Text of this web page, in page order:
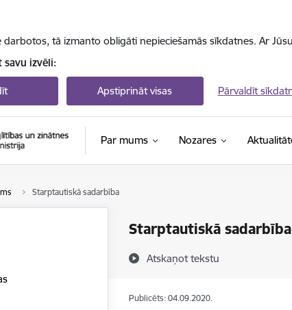
darbotos, tā izmanto obligāti nepieciešamās sīkdatnes. Ar
savu izvēli:
Apstiprināt visas Pārvaldīt
Par mums Nozares
Starptautiskā sadarbība
Starptautiskā sadarbība
Atskaņot tekstu
Publicēts: 04.09.2020.